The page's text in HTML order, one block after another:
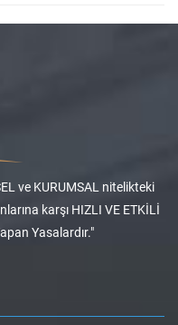
ve KURUMSAL nitelikteki
karşı HIZLI VE ETKİLİ
Yasalardır."